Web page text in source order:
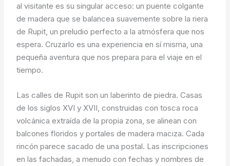
al visitante es su singular acceso: un puente colgante
de madera que se balancea suavemente sobre la riera
de Rupit, un preludio perfecto a la atmósfera que nos
espera. Cruzarlo es una experiencia en sí misma, una
pequeña aventura que nos prepara para el viaje en el
tiempo.
Las calles de Rupit son un laberinto de piedra. Casas
de los siglos XVI y XVII, construidas con tosca roca
volcánica extraída de la propia zona, se alinean con
balcones floridos y portales de madera maciza. Cada
rincón parece sacado de una postal. Las inscripciones
en las fachadas, a menudo con fechas y nombres de